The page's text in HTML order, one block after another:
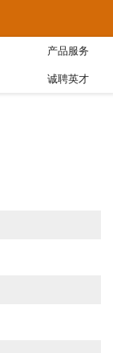
产品服务
诚聘英才